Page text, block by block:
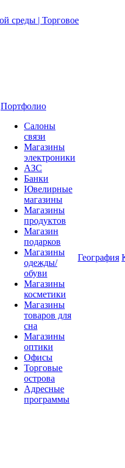
Портфолио
Салоны
связи
Магазины
электроники
АЗС
Банки
Ювелирные
магазины
Магазины
продуктов
Магазин
подарков
Магазины
одежды/
обуви
Магазины
косметики
Магазины
товаров для
сна
Магазины
оптики
Офисы
Торговые
острова
Адресные
программы
География